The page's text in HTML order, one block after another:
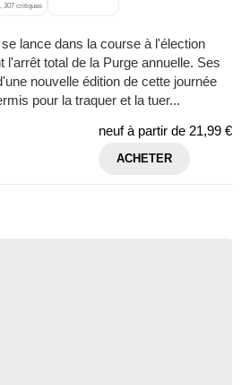
307 critiques
lance dans la course à l'élection
l'arrêt total de la Purge annuelle. Ses
nouvelle édition de cette journée
pour la traquer et la tuer...
neuf à partir de 21,99 €
ACHETER